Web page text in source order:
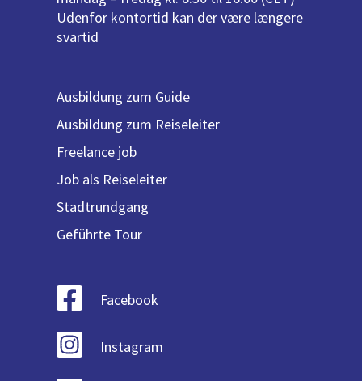
Udenfor kontortid kan der være længere
svartid
Ausbildung zum Guide
Ausbildung zum Reiseleiter
Freelance job
Job als Reiseleiter
Stadtrundgang
Geführte Tour
Facebook
Instagram